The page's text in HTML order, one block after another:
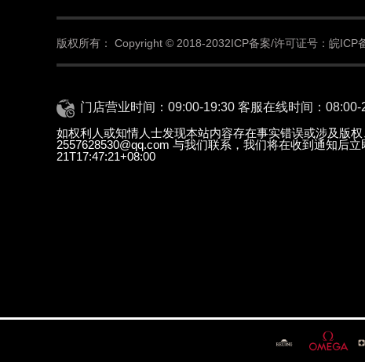
版权所有： Copyright © 2018-2032ICP备案/许可证号：皖ICP
门店营业时间：09:00-19:30 客服在线时间：08:00-
如权利人或知情人士发现本站内容存在事实错误或涉及版
2557628530@qq.com 与我们联系，我们将在收到通知后
21T17:47:21+08:00